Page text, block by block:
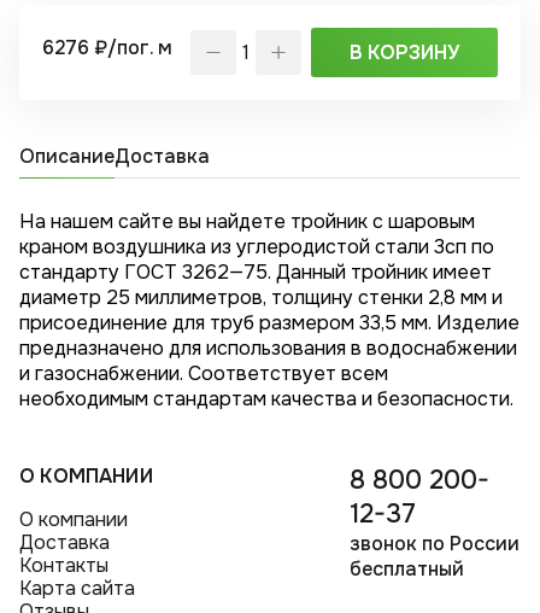
6276 ₽/пог. м В КОРЗИНУ
ОписаниеДоставка
На нашем сайте вы найдете тройник с шаровым
краном воздушника из углеродистой стали 3сп по
стандарту ГОСТ 3262—75. Данный тройник имеет
диаметр 25 миллиметров, толщину стенки 2,8 мм и
присоединение для труб размером 33,5 мм. Изделие
предназначено для использования в водоснабжении
и газоснабжении. Соответствует всем
необходимым стандартам качества и безопасности.
О КОМПАНИИ
О компании
Доставка
Контакты
Карта сайта
8 800 200-
12-37
звонок по России
бесплатный